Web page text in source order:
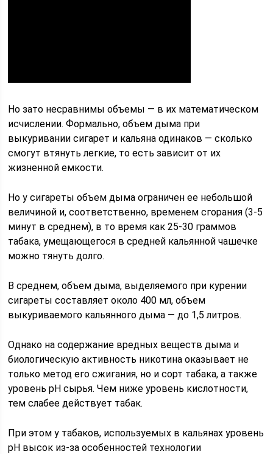
Но зато несравнимы объемы — в их математическом
исчислении. Формально, объем дыма при
выкуривании сигарет и кальяна одинаков — сколько
смогут втянуть легкие, то есть зависит от их
жизненной емкости.
Но у сигареты объем дыма ограничен ее небольшой
величиной и, соответственно, временем сгорания (3-5
минут в среднем), в то время как 25-30 граммов
табака, умещающегося в средней кальянной чашечке
можно тянуть долго.
В среднем, объем дыма, выделяемого при курении
сигареты составляет около 400 мл, объем
выкуриваемого кальянного дыма — до 1,5 литров.
Однако на содержание вредных веществ дыма и
биологическую активность никотина оказывает не
только метод его сжигания, но и сорт табака, а также
уровень pH сырья. Чем ниже уровень кислотности,
тем слабее действует табак.
При этом у табаков, используемых в кальянах уровень
pH высок из-за особенностей технологии